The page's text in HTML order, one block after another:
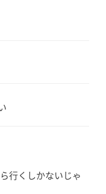
行くしかないじゃ